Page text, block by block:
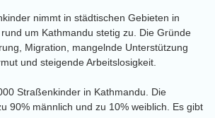
nimmt in städtischen Gebieten in
um Kathmandu stetig zu. Die Gründe
Migration, mangelnde Unterstützung
und steigende Arbeitslosigkeit.
Straßenkinder in Kathmandu. Die
90% männlich und zu 10% weiblich. Es gibt